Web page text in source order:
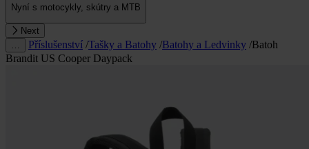
Nyní s motocykly, skútry a MTB
Next
Příslušenství /Tašky a Batohy /Batohy a Ledvinky /Batoh
Brandit US Cooper Daypack